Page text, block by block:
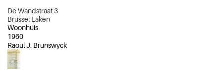
De Wandstraat 3
Brussel Laken
Woonhuis
1960
Raoul J. Brunswyck